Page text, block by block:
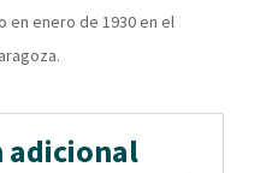
en enero de 1930 en el
adicional